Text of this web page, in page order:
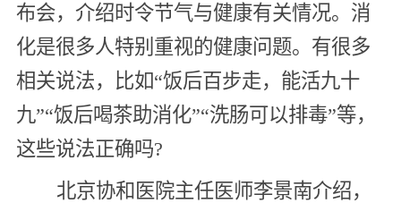
布会，介绍时令节气与健康有关情况。消
化是很多人特别重视的健康问题。有很多
相关说法，比如“饭后百步走，能活九十
九”“饭后喝茶助消化”“洗肠可以排毒”等，
这些说法正确吗?
北京协和医院主任医师李景南介绍，